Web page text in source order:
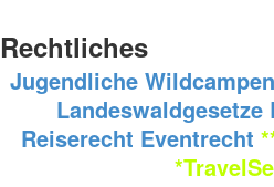
Rechtliches
Jugendliche Wildcampen
Landeswaldgesetze
Reiserecht Eventrecht